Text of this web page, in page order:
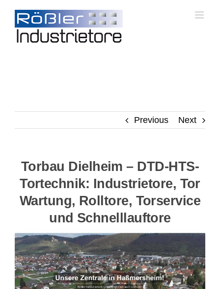
content
Previous Next
Torbau Dielheim – DTD-HTS-
Tortechnik: Industrietore, Tor
Wartung, Rolltore, Torservice
und Schnelllauftore